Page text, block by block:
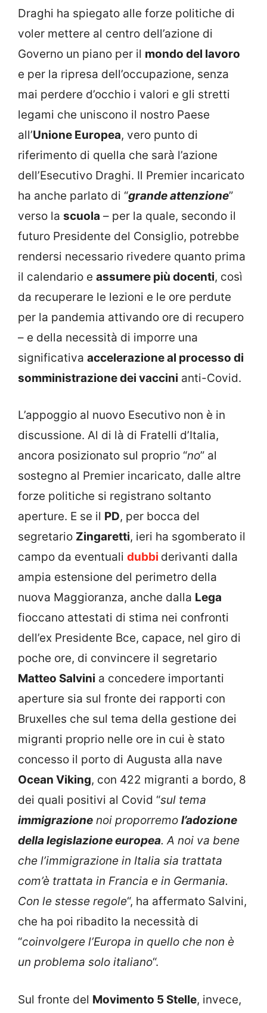
Draghi ha spiegato alle forze politiche di
voler mettere al centro dell’azione di
Governo un piano per il mondo del lavoro
e per la ripresa dell’occupazione, senza
mai perdere d’occhio i valori e gli stretti
legami che uniscono il nostro Paese
all’Unione Europea, vero punto di
riferimento di quella che sarà l’azione
dell’Esecutivo Draghi. Il Premier incaricato
ha anche parlato di “grande attenzione”
verso la scuola – per la quale, secondo il
futuro Presidente del Consiglio, potrebbe
rendersi necessario rivedere quanto prima
il calendario e assumere più docenti, così
da recuperare le lezioni e le ore perdute
per la pandemia attivando ore di recupero
– e della necessità di imporre una
significativa accelerazione al processo di
somministrazione dei vaccini anti-Covid.
L’appoggio al nuovo Esecutivo non è in
discussione. Al di là di Fratelli d’Italia,
ancora posizionato sul proprio “no” al
sostegno al Premier incaricato, dalle altre
forze politiche si registrano soltanto
aperture. E se il PD, per bocca del
segretario Zingaretti, ieri ha sgomberato il
campo da eventuali dubbi derivanti dalla
ampia estensione del perimetro della
nuova Maggioranza, anche dalla Lega
fioccano attestati di stima nei confronti
dell’ex Presidente Bce, capace, nel giro di
poche ore, di convincere il segretario
Matteo Salvini a concedere importanti
aperture sia sul fronte dei rapporti con
Bruxelles che sul tema della gestione dei
migranti proprio nelle ore in cui è stato
concesso il porto di Augusta alla nave
Ocean Viking, con 422 migranti a bordo, 8
dei quali positivi al Covid “sul tema
immigrazione noi proporremo l’adozione
della legislazione europea. A noi va bene
che l’immigrazione in Italia sia trattata
com’è trattata in Francia e in Germania.
Con le stesse regole“, ha affermato Salvini,
che ha poi ribadito la necessità di
“coinvolgere l’Europa in quello che non è
un problema solo italiano“.
Sul fronte del Movimento 5 Stelle, invece,